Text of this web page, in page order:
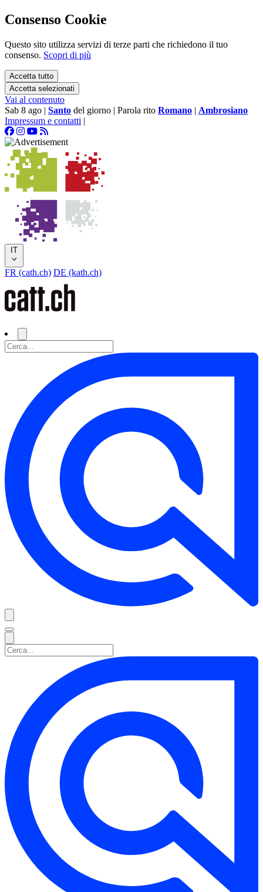
Consenso Cookie
Questo sito utilizza servizi di terze parti che richiedono il tuo
consenso. Scopri di più
Accetta tutto
Accetta selezionati
Vai al contenuto
Sab 8 ago | Santo del giorno | Parola rito Romano | Ambrosiano
Impressum e contatti |
IT
FR (cath.ch) DE (kath.ch)